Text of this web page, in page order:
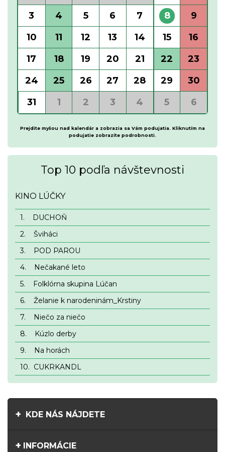
3
4 5 6 7 8
9
10
11 12 13 14 15
16
17
18 19 20 21 22
23
24
25 26 27 28 29
30
31
1 2 3 4 5 6
Prejdite myšou nad kalendár a zobrazia sa Vám podujatia. Kliknutím na
podujatie zobrazíte podrobnosti.
Top 10 podľa návštevnosti
KINO LÚČKY
1.
DUCHOŇ
2.
Šviháci
3.
POD PAROU
4.
Nečakané leto
5.
Folklórna skupina Lúčan
6.
Želanie k narodeninám_Krstiny
7.
Niečo za niečo
8.
Kúzlo derby
9.
Na horách
10. CUKRKANDL
KDE NÁS NÁJDETE
INFORMÁCIE